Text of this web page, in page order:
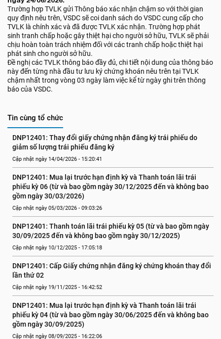
Trường hợp TVLK gửi Thông báo xác nhận chậm so với thời gian
quy định nêu trên, VSDC sẽ coi danh sách do VSDC cung cấp cho
TVLK là chính xác và đã được TVLK xác nhận. Trường hợp phát
sinh tranh chấp hoặc gây thiệt hại cho người sở hữu, TVLK sẽ phải
chịu hoàn toàn trách nhiệm đối với các tranh chấp hoặc thiệt hại
phát sinh cho người sở hữu.
Đề nghị các TVLK thông báo đầy đủ, chi tiết nội dung của thông báo
này đến từng nhà đầu tư lưu ký chứng khoán nêu trên tại TVLK
chậm nhất trong vòng 03 ngày làm việc kể từ ngày ghi trên thông
báo của VSDC.
Tin cùng tổ chức
DNP12401: Thay đổi giấy chứng nhận đăng ký trái phiếu do
giảm số lượng trái phiếu đăng ký
Cập nhật ngày 14/04/2026 - 15:20:41
DNP12401: Mua lại trước hạn định kỳ và Thanh toán lãi trái
phiếu kỳ 06 (từ và bao gồm ngày 30/12/2025 đến và không bao
gồm ngày 30/03/2026)
Cập nhật ngày 05/03/2026 - 09:03:26
DNP12401: Thanh toán lãi trái phiếu kỳ 05 (từ và bao gồm ngày
30/09/2025 đến và không bao gồm ngày 30/12/2025)
Cập nhật ngày 10/12/2025 - 17:05:18
DNP12401: Cấp Giấy chứng nhận đăng ký chứng khoán thay đổi
lần thứ 02
Cập nhật ngày 19/11/2025 - 16:42:52
DNP12401: Mua lại trước hạn định kỳ và Thanh toán lãi trái
phiếu kỳ 04 (từ và bao gồm ngày 30/06/2025 đến và không bao
gồm ngày 30/09/2025)
Cập nhật ngày 08/09/2025 - 16:22:06